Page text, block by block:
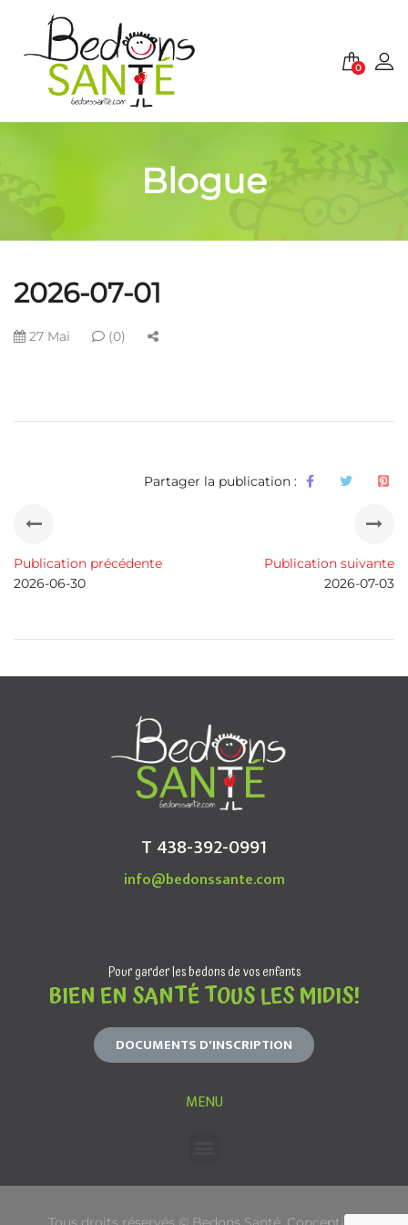
0
Blogue
2026-07-01
27 Mai (0)
Partager la publication :
Publication précédente
2026-06-30
Publication suivante
2026-07-03
T 438-392-0991
info@bedonssante.com
Pour garder les bedons de vos enfants
BIEN EN SANTÉ TOUS LES MIDIS!
DOCUMENTS D'INSCRIPTION
MENU